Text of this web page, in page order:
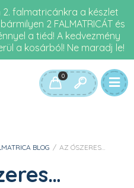
2. falmatricánkra a készlet
2 FALMATRICÁT és
a tiéd! A kedvezmény
a kosárból! Ne maradj le!
0
BLOG / AZ ÓSZERES…